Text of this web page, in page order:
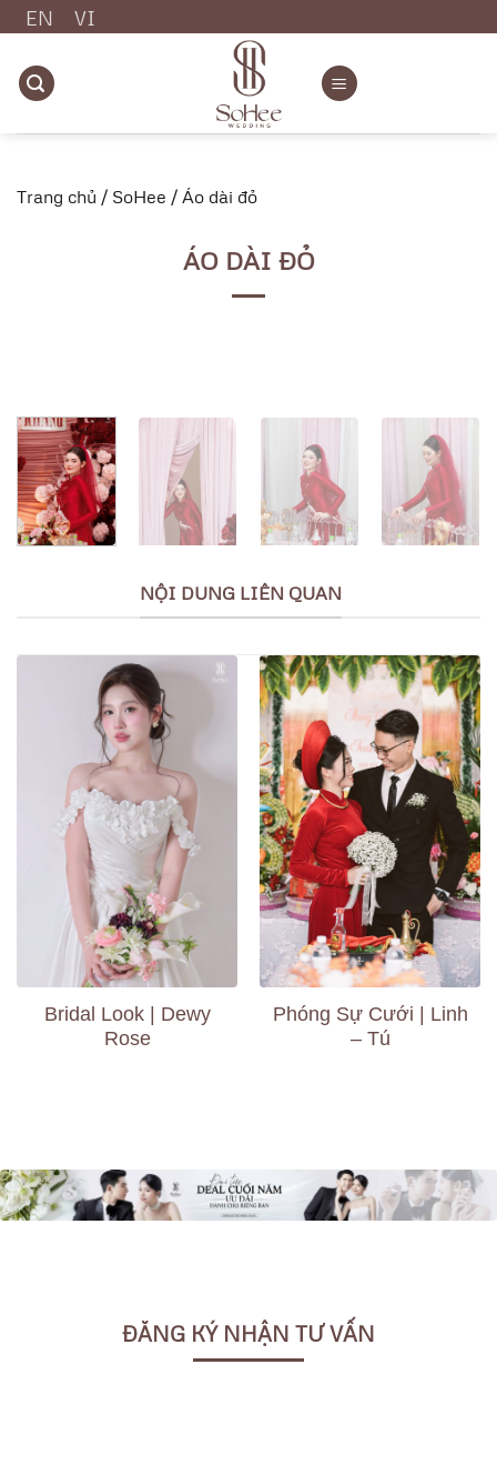
Chuyển
đến
nội
dung
EN VI
Trang chủ / SoHee / Áo dài đỏ
ÁO DÀI ĐỎ
NỘI DUNG LIÊN QUAN
Bridal Look | Dewy
Rose
Phóng Sự Cưới | Linh
– Tú
ĐĂNG KÝ NHẬN TƯ VẤN